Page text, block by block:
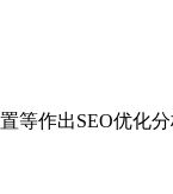
作出SEO优化